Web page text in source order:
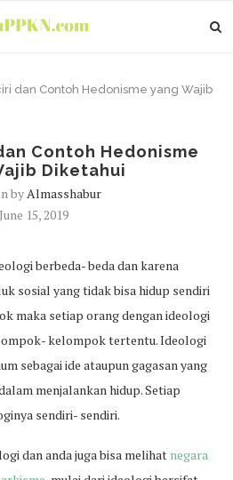
dan Contoh Hedonisme yang Wajib
Contoh Hedonisme
Diketahui
byAlmasshabur
June 15, 2019
berbeda- beda dan karena
sosial yang tidak bisa hidup sendiri
maka setiap orang dengan ideologi
kelompok tertentu. Ideologi
sebagai ide ataupun gagasan yang
menjalankan hidup. Setiap
sendiri- sendiri.
dan anda juga bisa melihat negara